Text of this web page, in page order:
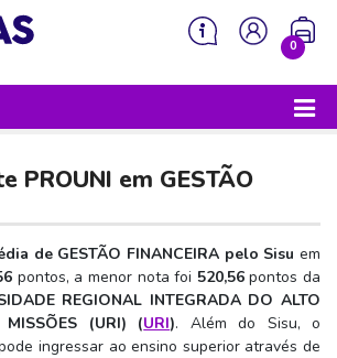
0
o que você precisa saber
fazer
o que você precisa saber
o que você precisa saber
PROUNI em GESTÃO
de GESTÃO FINANCEIRA pelo Sisu em
pontos, a menor nota foi 520,56pontos da
REGIONAL INTEGRADA DO ALTO
(URI) (URI). Além do Sisu, o
ingressar ao ensino superior através de